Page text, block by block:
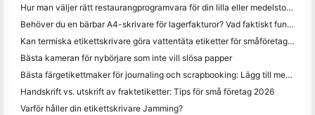
Hur man väljer rätt restaurangprogramvara för din lilla eller medelstora restaurang
Behöver du en bärbar A4-skrivare för lagerfakturor? Vad faktiskt fungerar
Kan termiska etikettskrivare göra vattentäta etiketter för småföretagsprodukter?
Bästa kameran för nybörjare som inte vill slösa papper
Bästa färgetikettmaker för journaling och scrapbooking: Lägg till mer färg på varje sida
Handskrift vs. utskrift av fraktetiketter: Tips för små företag 2026
Varför håller din etikettskrivare Jamming?